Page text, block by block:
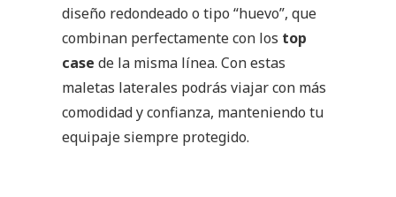
diseño redondeado o tipo “huevo”, que
combinan perfectamente con los top
case de la misma línea. Con estas
maletas laterales podrás viajar con más
comodidad y confianza, manteniendo tu
equipaje siempre protegido.